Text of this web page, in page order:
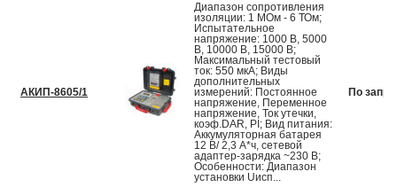
АКИП-8605/1
Диапазон сопротивления
изоляции: 1 МОм - 6 ТОм;
Испытательное
напряжение: 1000 В, 5000
В, 10000 В, 15000 В;
Максимальный тестовый
ток: 550 мкА; Виды
дополнительных
измерений: Постоянное
напряжение, Переменное
напряжение, Ток утечки,
коэф.DAR, PI; Вид питания:
Аккумуляторная батарея
12 В/ 2,3 А*ч, сетевой
адаптер-зарядка ~230 В;
Особенности: Диапазон
установки Uисп...
По